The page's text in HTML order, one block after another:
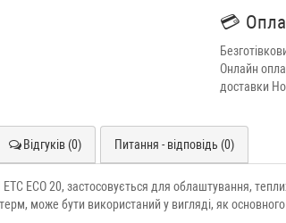
💳
Онлайн
доставки
Відгуків (0) Питання - відповідь (0)
ECO 20, застосовується для облаштування,
може бути використаний у вигляді, як